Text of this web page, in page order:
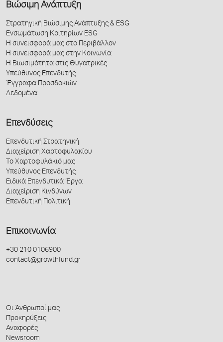
Βιώσιμη Ανάπτυξη
Στρατηγική Βιώσιμης Ανάπτυξης & ESG
Ενσωμάτωση Κριτηρίων ESG
Η συνεισφορά μας στο Περιβάλλον
Η συνεισφορά μας στην Κοινωνία
Η Βιωσιμότητα στις Θυγατρικές
Υπεύθυνος Επενδυτής
Έγγραφα Προσδοκιών
Δεδομένα
Επενδύσεις
Επενδυτική Στρατηγική
Διαχείριση Χαρτοφυλακίου
Το Χαρτοφυλάκιό μας
Υπεύθυνος Επενδυτής
Ειδικά Επενδυτικά Έργα
Διαχείριση Κινδύνων
Επενδυτική Πολιτική
Επικοινωνία
+30 210 0106900
contact@growthfund.gr
Οι Άνθρωποί μας
Προκηρύξεις
Αναφορές
Newsroom